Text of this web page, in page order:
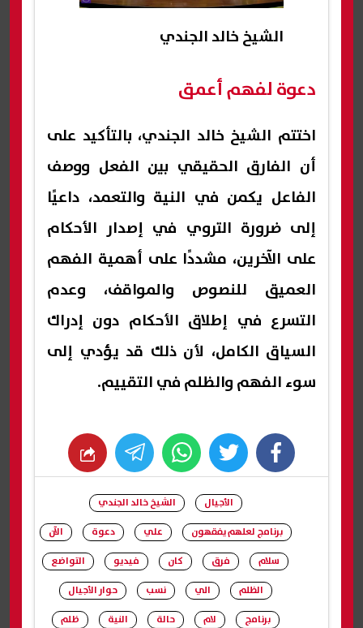
الشيخ خالد الجندي
دعوة لفهم أعمق
اختتم الشيخ خالد الجندي، بالتأكيد على
أن الفارق الحقيقي بين الفعل ووصف
الفاعل يكمن في النية والتعمد، داعيًا
إلى ضرورة التروي في إصدار الأحكام
على الآخرين، مشددًا على أهمية الفهم
العميق للنصوص والمواقف، وعدم
التسرع في إطلاق الأحكام دون إدراك
السياق الكامل، لأن ذلك قد يؤدي إلى
سوء الفهم والظلم في التقييم.
facebook
twitter
whats
الأجيال
الشيخ خالد الجندي
برنامج لعلهم يفقهون
علي دعوة
الآن
سلام
فرق كان فيديو
التواضع
الظلم
الي نسب
حوار الأجيال
برنامج
لام حالة النية
ظلم